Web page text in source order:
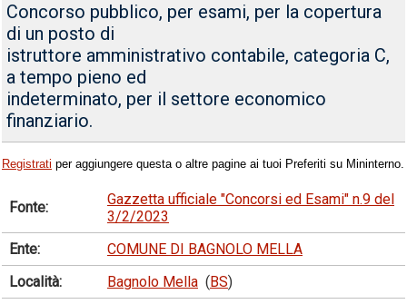
Concorso pubblico, per esami, per la copertura
di un posto di
istruttore amministrativo contabile, categoria C,
a tempo pieno ed
indeterminato, per il settore economico
finanziario.
Registrati per aggiungere questa o altre pagine ai tuoi Preferiti su Mininterno.
Fonte:
Gazzetta ufficiale "Concorsi ed Esami" n.9 del
3/2/2023
Ente:
COMUNE DI BAGNOLO MELLA
Località:
Bagnolo Mella (BS)